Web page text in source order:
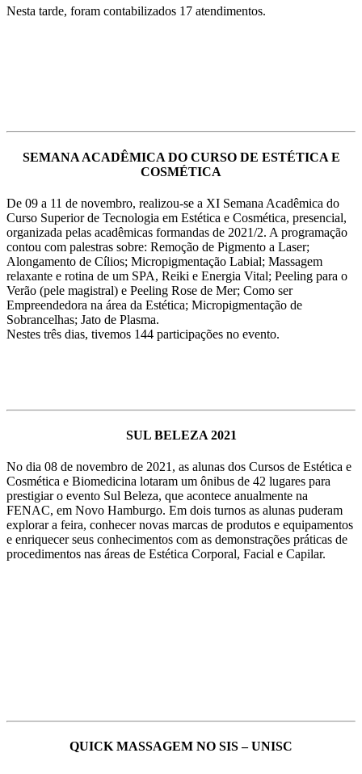
Nesta tarde, foram contabilizados 17 atendimentos.
SEMANA ACADÊMICA DO CURSO DE ESTÉTICA E
COSMÉTICA
De 09 a 11 de novembro, realizou-se a XI Semana Acadêmica do
Curso Superior de Tecnologia em Estética e Cosmética, presencial,
organizada pelas acadêmicas formandas de 2021/2. A programação
contou com palestras sobre: Remoção de Pigmento a Laser;
Alongamento de Cílios; Micropigmentação Labial; Massagem
relaxante e rotina de um SPA, Reiki e Energia Vital; Peeling para o
Verão (pele magistral) e Peeling Rose de Mer; Como ser
Empreendedora na área da Estética; Micropigmentação de
Sobrancelhas; Jato de Plasma.
Nestes três dias, tivemos 144 participações no evento.
SUL BELEZA 2021
No dia 08 de novembro de 2021, as alunas dos Cursos de Estética e
Cosmética e Biomedicina lotaram um ônibus de 42 lugares para
prestigiar o evento Sul Beleza, que acontece anualmente na
FENAC, em Novo Hamburgo. Em dois turnos as alunas puderam
explorar a feira, conhecer novas marcas de produtos e equipamentos
e enriquecer seus conhecimentos com as demonstrações práticas de
procedimentos nas áreas de Estética Corporal, Facial e Capilar.
QUICK MASSAGEM NO SIS – UNISC